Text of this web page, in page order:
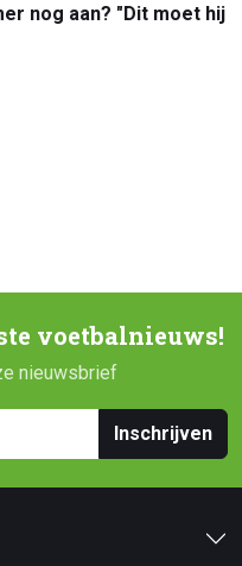
nog aan? "Dit moet hij
voetbalnieuws!
nieuwsbrief
Inschrijven